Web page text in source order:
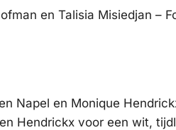
en Talisia Misiedjan –
Napel en Monique
Hendrickx voor een wit,